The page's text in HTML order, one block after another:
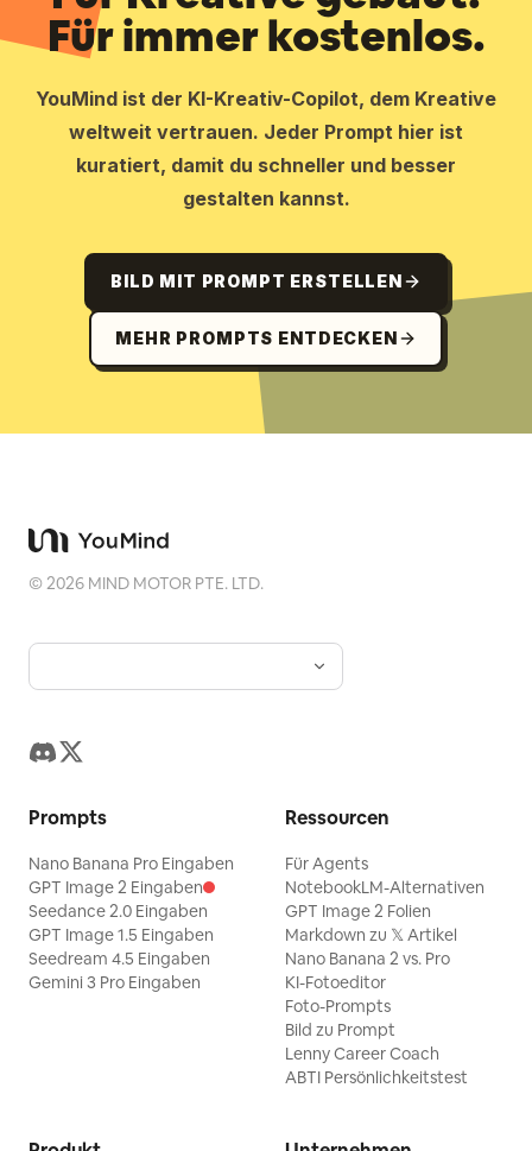
Für immer kostenlos.
YouMind ist der KI-Kreativ-Copilot, dem Kreative
weltweit vertrauen. Jeder Prompt hier ist
kuratiert, damit du schneller und besser
gestalten kannst.
BILD MIT PROMPT ERSTELLEN
MEHR PROMPTS ENTDECKEN
©2026 MIND MOTOR PTE. LTD.
Prompts
Nano Banana Pro Eingaben
GPT Image 2 Eingaben
Seedance 2.0 Eingaben
GPT Image 1.5 Eingaben
Seedream 4.5 Eingaben
Gemini 3 Pro Eingaben
Ressourcen
Für Agents
NotebookLM-Alternativen
GPT Image 2 Folien
Markdown zu 𝕏 Artikel
Nano Banana 2 vs. Pro
KI-Fotoeditor
Foto-Prompts
Bild zu Prompt
Lenny Career Coach
ABTI Persönlichkeitstest